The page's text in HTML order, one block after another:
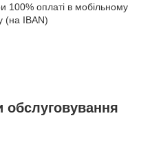
100% оплаті в мобільному
(на IBAN)
обслуговування